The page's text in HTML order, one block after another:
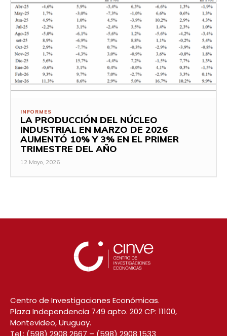
INFORMES
LA PRODUCCIÓN DEL NÚCLEO
INDUSTRIAL EN MARZO DE 2026
AUMENTÓ 10% Y 3% EN EL PRIMER
TRIMESTRE DEL AÑO
12 Mayo, 2026
Centro de Investigaciones Económicas.
Plaza Independencia 749 apto. 202 CP: 11100,
Montevideo, Uruguay.
Tel.: (598) 2908 2667 – (598) 2908 1533